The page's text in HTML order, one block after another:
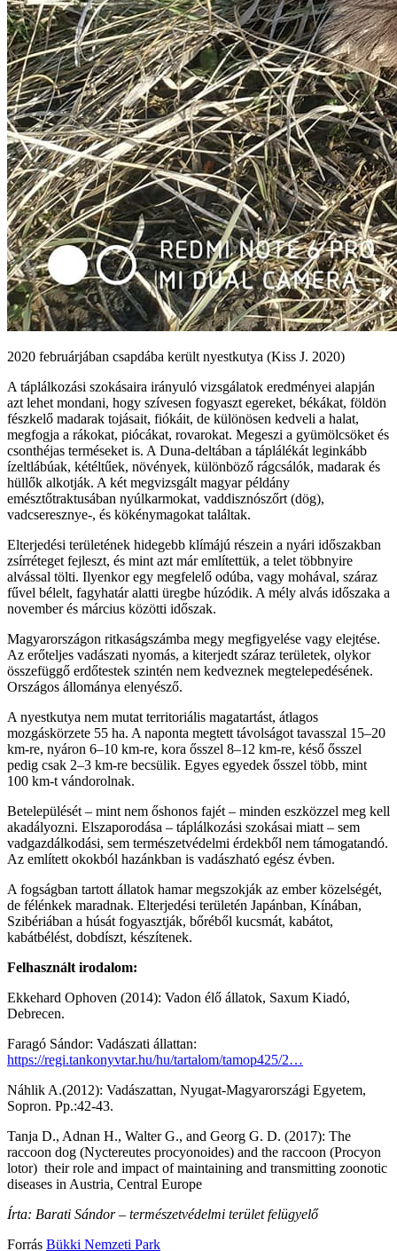
2020 februárjában csapdába került nyestkutya (Kiss J. 2020)
A táplálkozási szokásaira irányuló vizsgálatok eredményei alapján
azt lehet mondani, hogy szívesen fogyaszt egereket, békákat, földön
fészkelő madarak tojásait, fiókáit, de különösen kedveli a halat,
megfogja a rákokat, piócákat, rovarokat. Megeszi a gyümölcsöket és
csonthéjas terméseket is. A Duna-deltában a táplálékát leginkább
ízeltlábúak, kétéltűek, növények, különböző rágcsálók, madarak és
hüllők alkotják. A két megvizsgált magyar példány
emésztőtraktusában nyúlkarmokat, vaddisznószőrt (dög),
vadcseresznye-, és kökénymagokat találtak.
Elterjedési területének hidegebb klímájú részein a nyári időszakban
zsírréteget fejleszt, és mint azt már említettük, a telet többnyire
alvással tölti. Ilyenkor egy megfelelő odúba, vagy mohával, száraz
fűvel bélelt, fagyhatár alatti üregbe húzódik. A mély alvás időszaka a
november és március közötti időszak.
Magyarországon ritkaságszámba megy megfigyelése vagy elejtése.
Az erőteljes vadászati nyomás, a kiterjedt száraz területek, olykor
összefüggő erdőtestek szintén nem kedveznek megtelepedésének.
Országos állománya elenyésző.
A nyestkutya nem mutat territoriális magatartást, átlagos
mozgáskörzete 55 ha. A naponta megtett távolságot tavasszal 15–20
km-re, nyáron 6–10 km-re, kora ősszel 8–12 km-re, késő ősszel
pedig csak 2–3 km-re becsülik. Egyes egyedek ősszel több, mint
100 km-t vándorolnak.
Betelepülését – mint nem őshonos fajét – minden eszközzel meg kell
akadályozni. Elszaporodása – táplálkozási szokásai miatt – sem
vadgazdálkodási, sem természetvédelmi érdekből nem támogatandó.
Az említett okokból hazánkban is vadászható egész évben.
A fogságban tartott állatok hamar megszokják az ember közelségét,
de félénkek maradnak. Elterjedési területén Japánban, Kínában,
Szibériában a húsát fogyasztják, bőréből kucsmát, kabátot,
kabátbélést, dobdíszt, készítenek.
Felhasznált irodalom:
Ekkehard Ophoven (2014): Vadon élő állatok, Saxum Kiadó,
Debrecen.
Faragó Sándor: Vadászati állattan:
https://regi.tankonyvtar.hu/hu/tartalom/tamop425/2…
Náhlik A.(2012): Vadászattan, Nyugat-Magyarországi Egyetem,
Sopron. Pp.:42-43.
Tanja D., Adnan H., Walter G., and Georg G. D. (2017): The
raccoon dog (Nyctereutes procyonoides) and the raccoon (Procyon
lotor) ­ their role and impact of maintaining and transmitting zoonotic
diseases in Austria, Central Europe
Írta: Barati Sándor – természetvédelmi terület felügyelő
Forrás Bükki Nemzeti Park